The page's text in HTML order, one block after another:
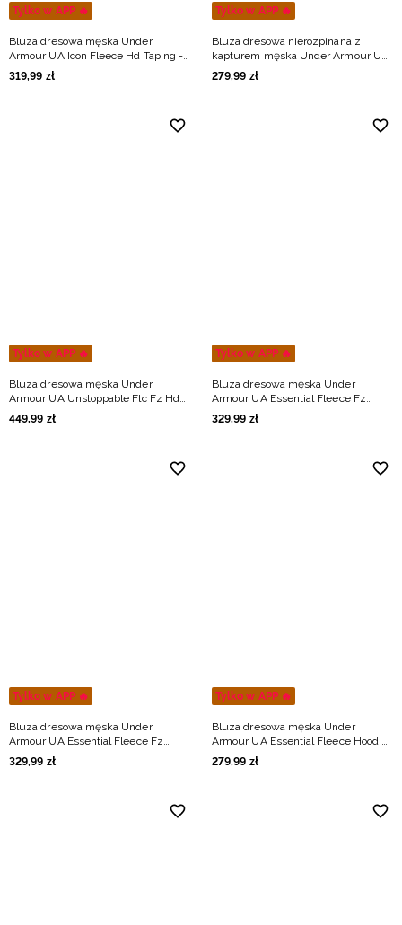
Tylko w APP 🔥
Bluza dresowa męska Under
Armour UA Icon Fleece Hd Taping -
czarna
319,99 zł
Tylko w APP 🔥
Bluza dresowa nierozpinana z
kapturem męska Under Armour UA
Icon Fleece Hoodie - szara
279,99 zł
Tylko w APP 🔥
Bluza dresowa męska Under
Armour UA Unstoppable Flc Fz Hd
Eu - beżowa
449,99 zł
Tylko w APP 🔥
Bluza dresowa męska Under
Armour UA Essential Fleece Fz
Hood - czarna
329,99 zł
Tylko w APP 🔥
Bluza dresowa męska Under
Armour UA Essential Fleece Fz
Hood - szara
329,99 zł
Tylko w APP 🔥
Bluza dresowa męska Under
Armour UA Essential Fleece Hoodie
- beżowa
279,99 zł